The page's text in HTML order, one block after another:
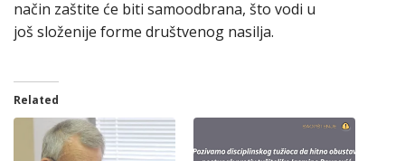
način zaštite će biti samoodbrana, što vodi u
još složenije forme društvenog nasilja.
Related